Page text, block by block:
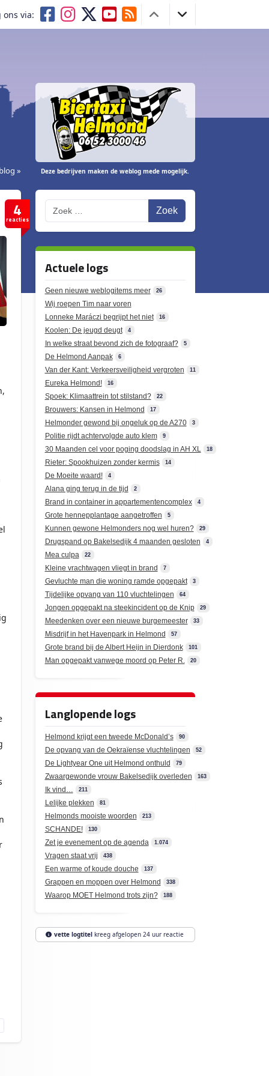
ons via:
» Deze bedrijven maken de weblog mede mogelijk.
4
reacties
Actuele logs
Geen nieuwe weblogitems meer 26
Wij roepen Tim naar voren
Lonneke Maráczi begrijpt het niet
16
Koolen: De jeugd deugt 4
In welke straat bevond zich de fotograaf? 5
De Helmond Aanpak 6
Van der Kant: Verkeersveiligheid vergroten 11
Eureka Helmond! 16
Spoek: Klimaattrein tot stilstand? 22
Brouwers: Kansen in Helmond 17
Helmonder gewond bij ongeluk op de A270 3
Politie rijdt achtervolgde auto klem 9
30 Maanden cel voor poging doodslag in AH XL 18
Rieter: Spookhuizen zonder kermis 14
De Moeite waard! 4
Alana ging terug in de tijd 2
Brand in container in appartementencomplex 4
Grote hennepplantage aangetroffen 5
Kunnen gewone Helmonders nog wel huren? 29
Drugspand op Bakelsedijk 4 maanden gesloten 4
Mea culpa 22
Kleine vrachtwagen vliegt in brand 7
Gevluchte man die woning ramde opgepakt 3
Tijdelijke opvang van 110 vluchtelingen 64
Jongen opgepakt na steekincident op de Knip 29
Meedenken over een nieuwe burgemeester 33
Misdrijf in het Havenpark in Helmond 57
Grote brand bij de Albert Heijn in Dierdonk 101
Man opgepakt vanwege moord op Peter R. 20
Langlopende logs
Helmond krijgt een tweede McDonald’s 90
De opvang van de Oekraïense vluchtelingen 52
De Lightyear One uit Helmond onthuld 79
Zwaargewonde vrouw Bakelsedijk overleden 163
Ik vind… 211
Lelijke plekken 81
Helmonds mooiste woorden 213
SCHANDE! 130
Zet je evenement op de agenda 1.074
Vragen staat vrij 438
Een warme of koude douche 137
Grappen en moppen over Helmond 338
Waarop MOET Helmond trots zijn? 188
vette logtitelkreeg afgelopen 24 uur reactie